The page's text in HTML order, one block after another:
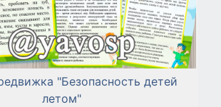
"Безопасность детей
летом"